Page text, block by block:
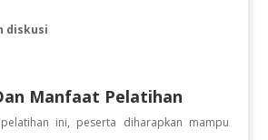
diskusi
Manfaat Pelatihan
ini, peserta diharapkan mampu